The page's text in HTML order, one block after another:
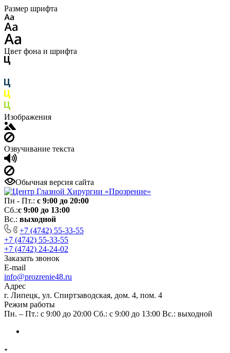
Размер шрифта
Цвет фона и шрифта
Изображения
Озвучивание текста
Обычная версия сайта
Пн - Пт.: с 9:00 до 20:00
Сб.:с 9:00 до 13:00
Вс.: выходной
+7 (4742) 55-33-55
+7 (4742) 55-33-55
+7 (4742) 24-24-02
Заказать звонок
E-mail
info@prozrenie48.ru
Адрес
г. Липецк, ул. Спиртзаводская, дом. 4, пом. 4
Режим работы
Пн. – Пт.: с 9:00 до 20:00 Сб.: с 9:00 до 13:00 Вс.: выходной